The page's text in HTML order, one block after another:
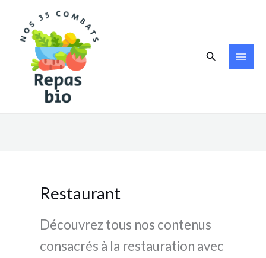
contenu
Rechercher
Restaurant
Découvrez tous nos contenus
consacrés à la restauration avec